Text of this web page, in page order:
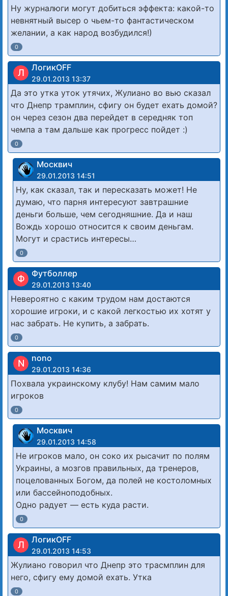
Ну журналюги могут добиться эффекта: какой-то
невнятный высер о чьем-то фантастическом
желании, а как народ возбудился!)
0
Л ЛогикOFF
29.01.2013 13:37
Да это утка уток утячих, Жулиано во вью сказал
что Днепр трамплин, сфигу он будет ехать домой?
он через сезон два перейдет в середняк топ
чемпа а там дальше как прогресс пойдет :)
0
Москвич
29.01.2013 14:51
Ну, как сказал, так и пересказать может! Не
думаю, что парня интересуют завтрашние
деньги больше, чем сегодняшние. Да и наш
Вождь хорошо относится к своим деньгам.
Могут и срастись интересы…
0
Ф Футболлер
29.01.2013 13:40
Невероятно с каким трудом нам достаются
хорошие игроки, и с какой легкостью их хотят у
нас забрать. Не купить, а забрать.
0
N nono
29.01.2013 14:36
Похвала украинскому клубу! Нам самим мало
игроков
0
Москвич
29.01.2013 14:58
Не игроков мало, он соко их рысачит по полям
Украины, а мозгов правильных, да тренеров,
поцелованных Богом, да полей не костоломных
или бассейноподобных.
Одно радует — есть куда расти.
0
Л ЛогикOFF
29.01.2013 14:53
Жулиано говорил что Днепр это трасмплин для
него, сфигу ему домой ехать. Утка
0